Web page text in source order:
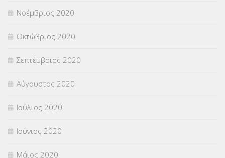
Νοέμβριος 2020
Οκτώβριος 2020
Σεπτέμβριος 2020
Αύγουστος 2020
Ιούλιος 2020
Ιούνιος 2020
Μάιος 2020